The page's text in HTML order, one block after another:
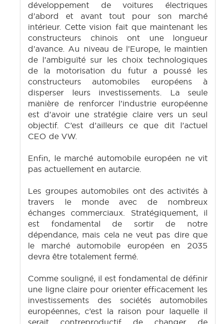
développement de voitures électriques
d’abord et avant tout pour son marché
intérieur. Cette vision fait que maintenant les
constructeurs chinois ont une longueur
d’avance. Au niveau de l’Europe, le maintien
de l’ambiguïté sur les choix technologiques
de la motorisation du futur a poussé les
constructeurs automobiles européens à
disperser leurs investissements. La seule
manière de renforcer l’industrie européenne
est d’avoir une stratégie claire vers un seul
objectif. C’est d’ailleurs ce que dit l’actuel
CEO de VW.
Enfin, le marché automobile européen ne vit
pas actuellement en autarcie.
Les groupes automobiles ont des activités à
travers le monde avec de nombreux
échanges commerciaux. Stratégiquement, il
est fondamental de sortir de notre
dépendance, mais cela ne veut pas dire que
le marché automobile européen en 2035
devra être totalement fermé.
Comme souligné, il est fondamental de définir
une ligne claire pour orienter efficacement les
investissements des sociétés automobiles
européennes, c’est la raison pour laquelle il